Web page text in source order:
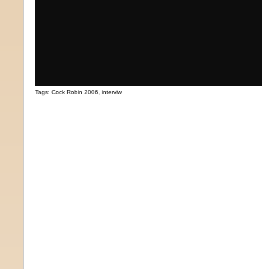
Tags: Cock Robin 2006 interviw